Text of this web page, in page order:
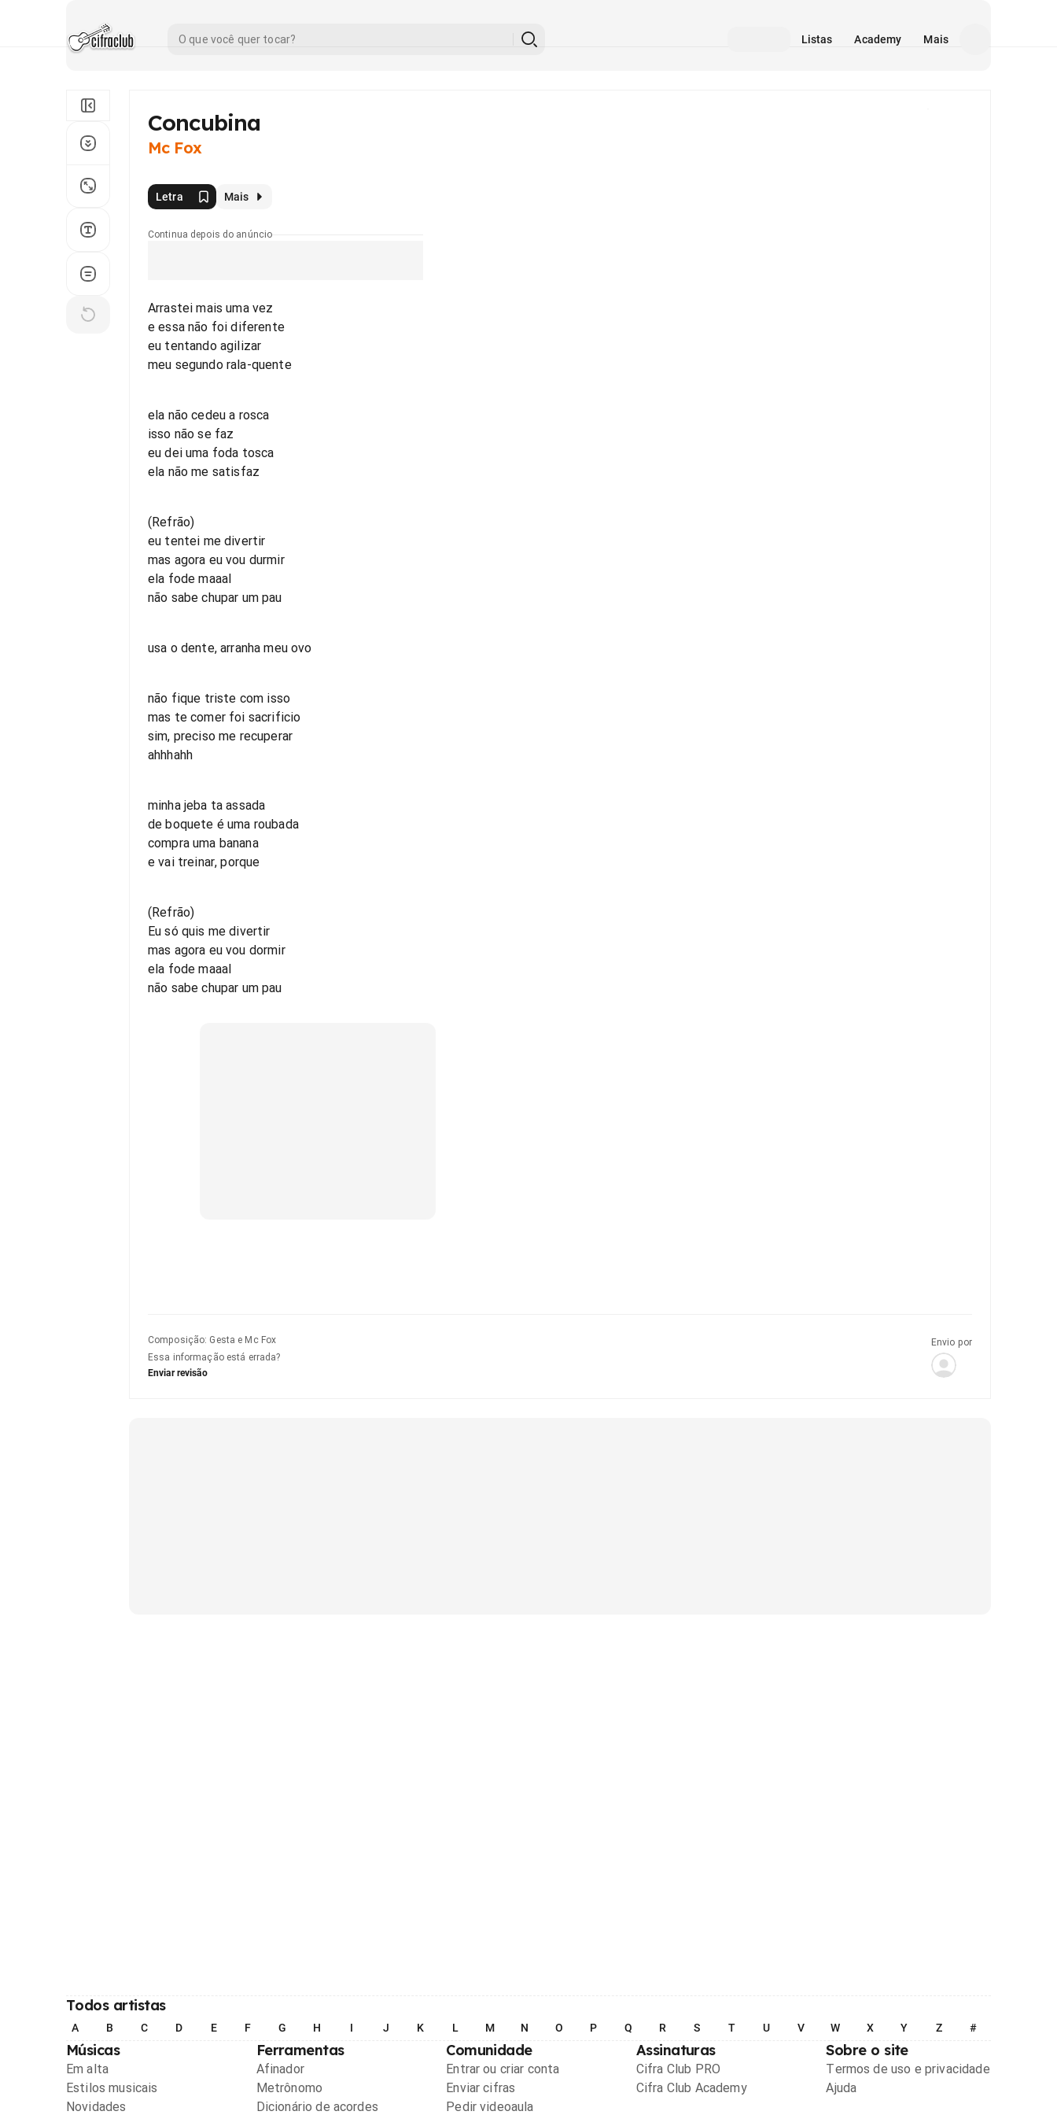
Listas Academy Mais
Concubina
Mc Fox
Letra Mais
Continua depois do anúncio
Arrastei mais uma vez
e essa não foi diferente
eu tentando agilizar
meu segundo rala-quente
ela não cedeu a rosca
isso não se faz
eu dei uma foda tosca
ela não me satisfaz
(Refrão)
eu tentei me divertir
mas agora eu vou durmir
ela fode maaal
não sabe chupar um pau
usa o dente, arranha meu ovo
não fique triste com isso
mas te comer foi sacrificio
sim, preciso me recuperar
ahhhahh
minha jeba ta assada
de boquete é uma roubada
compra uma banana
e vai treinar, porque
(Refrão)
Eu só quis me divertir
mas agora eu vou dormir
ela fode maaal
não sabe chupar um pau
Composição: Gesta e Mc Fox
Essa informação está errada?
Enviar revisão
Envio por
Todos artistas
A B C D E F G H I J K L M N O P Q R S T U V W X Y Z #
Músicas
Em alta
Estilos musicais
Novidades
Ferramentas
Afinador
Metrônomo
Dicionário de acordes
Comunidade
Entrar ou criar conta
Enviar cifras
Pedir videoaula
Assinaturas
Cifra Club PRO
Cifra Club Academy
Sobre o site
Termos de uso e privacidade
Ajuda